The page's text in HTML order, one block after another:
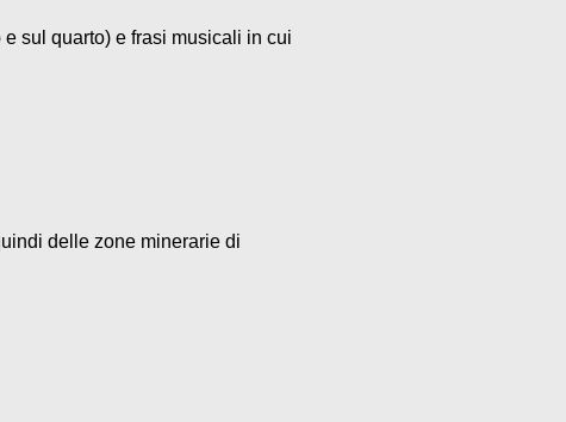
sul quarto) e frasi musicali in cui
delle zone minerarie di